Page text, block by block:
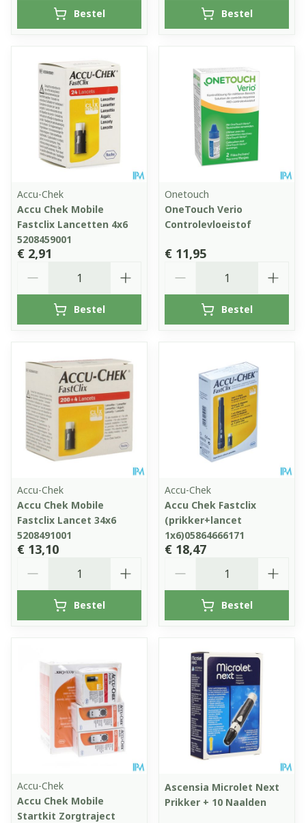
Bestel Bestel
Accu-Chek
Accu Chek Mobile
Fastclix Lancetten 4x6
5208459001
€ 2,91
Bestel
Onetouch
OneTouch Verio
Controlevloeistof
€ 11,95
Bestel
Accu-Chek
Accu Chek Mobile
Fastclix Lancet 34x6
5208491001
€ 13,10
Bestel
Accu-Chek
Accu Chek Fastclix
(prikker+lancet
1x6)05864666171
€ 18,47
Bestel
Accu-Chek
Accu Chek Mobile
Startkit Zorgtraject
Ascensia Microlet Next
Prikker + 10 Naalden